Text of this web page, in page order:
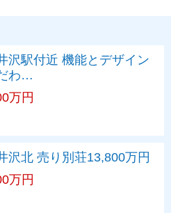
沢駅付近 機能とデザイン
わ…
万円
沢北 売り別荘13,800万円
万円